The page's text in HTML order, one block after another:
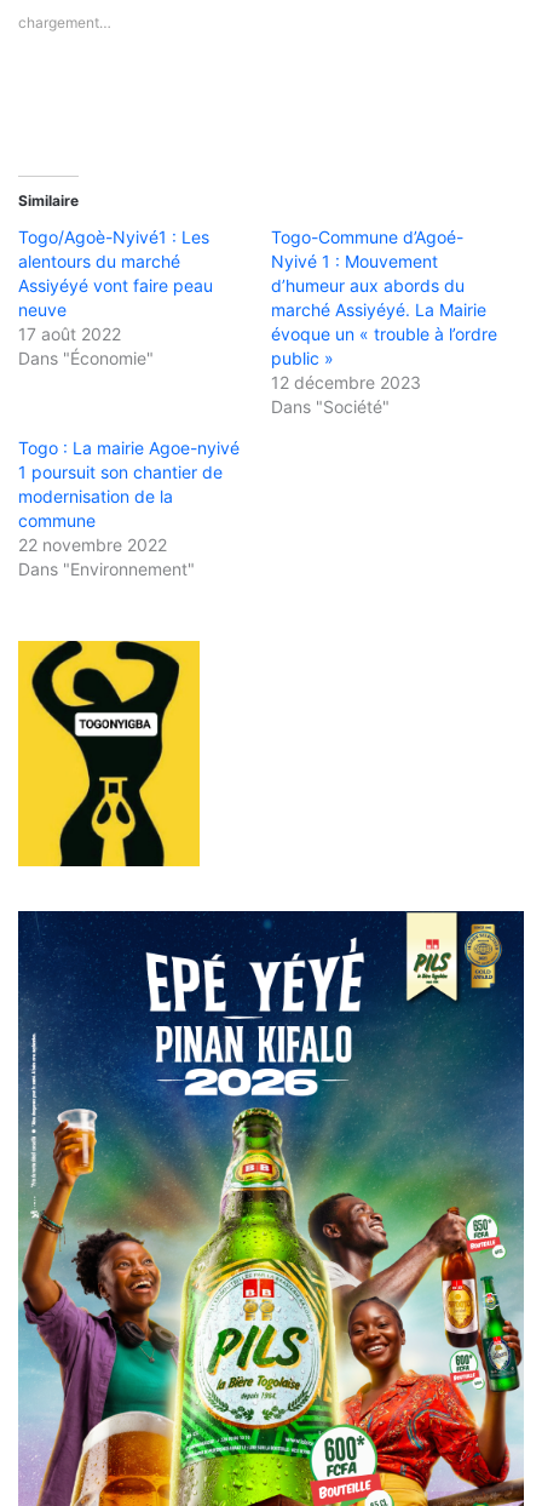
chargement…
Similaire
Togo/Agoè-Nyivé1 : Les
alentours du marché
Assiyéyé vont faire peau
neuve
17 août 2022
Dans "Économie"
Togo-Commune d’Agoé-
Nyivé 1 : Mouvement
d’humeur aux abords du
marché Assiyéyé. La Mairie
évoque un « trouble à l’ordre
public »
12 décembre 2023
Dans "Société"
Togo : La mairie Agoe-nyivé
1 poursuit son chantier de
modernisation de la
commune
22 novembre 2022
Dans "Environnement"